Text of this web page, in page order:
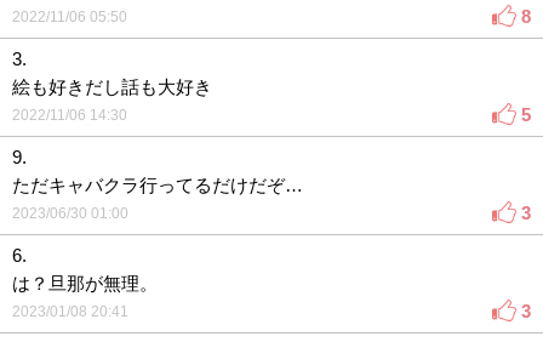
2022/11/06 05:50 8
3.
絵も好きだし話も大好き
2022/11/06 14:30 5
9.
ただキャバクラ行ってるだけだぞ…
2023/06/30 01:00 3
6.
は？旦那が無理。
2023/01/08 20:41 3